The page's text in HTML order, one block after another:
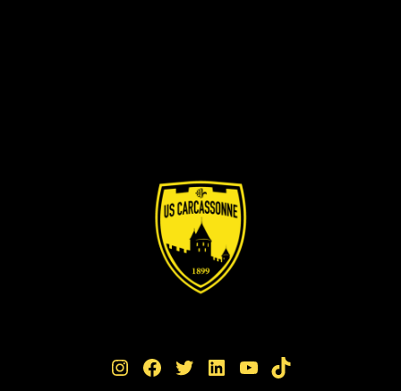
Instagram Facebook Twitter LinkedIn YouTube TikTok